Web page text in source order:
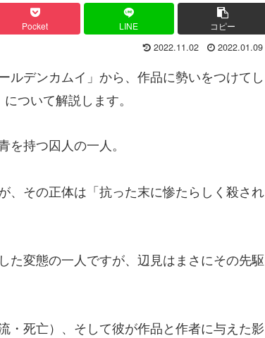
Pocket LINE コピー
2022.11.02 2022.01.09
ルデンカムイ」から、作品に勢いをつけてし
ついて解説します。
持つ囚人の一人。
、その正体は「抗った末に惨たらしく殺され
た変態の一人ですが、辺見はまさにその先駆
・死亡）、そして彼が作品と作者に与えた影